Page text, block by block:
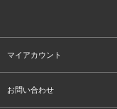
マイアカウント
お問い合わせ